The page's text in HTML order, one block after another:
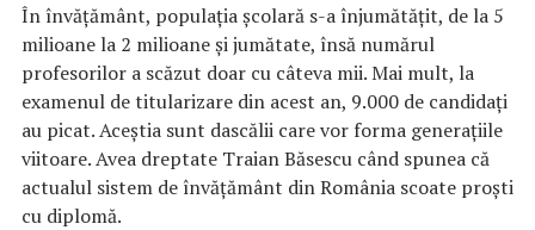
În învățământ, populația școlară s-a înjumătățit, de la 5
milioane la 2 milioane și jumătate, însă numărul
profesorilor a scăzut doar cu câteva mii. Mai mult, la
examenul de titularizare din acest an, 9.000 de candidați
au picat. Aceștia sunt dascălii care vor forma generațiile
viitoare. Avea dreptate Traian Băsescu când spunea că
actualul sistem de învățământ din România scoate proști
cu diplomă.